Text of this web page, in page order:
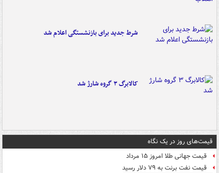
شرط جدید برای بازنشستگی اعلام شد
کالابرگ ۳ گروه شارژ شد
قیمت‌های روز در یک نگاه
قیمت جهانی طلا امروز ۱۵ مرداد
قیمت نفت برنت به ۷۹ دلار رسید